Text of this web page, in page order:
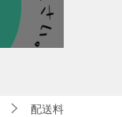
配送料